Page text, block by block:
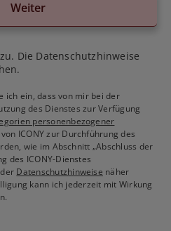
Weiter
zu. Die Datenschutzhinweise
ich ein, dass von mir bei der
des Dienstes zur Verfügung
personenbezogener
von ICONY zur Durchführung des
wie im Abschnitt „Abschluss der
des ICONY-Dienstes
Datenschutzhinweise näher
kann ich jederzeit mit Wirkung